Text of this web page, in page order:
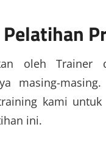
Pelatihan
oleh Trainer
masing-
kami
ini.